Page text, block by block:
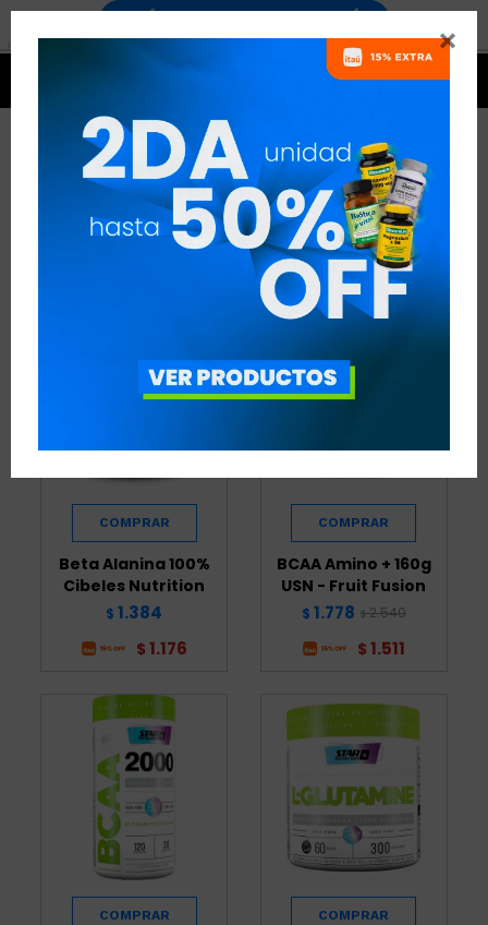

AMINOÁCIDOS - ATLETISMO
DISCIPLINA: ATLETISMO QUITAR FILTROS
RECOMENDADOS
Beta Alanina 100%
Cibeles Nutrition
$ 1.384
$ 1.176
BCAA Amino + 160g
USN - Fruit Fusion
$ 1.778 $ 2.540
$ 1.511